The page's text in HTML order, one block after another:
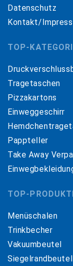
Datenschutz
Kontakt/
TOP-
Tragetaschen
Pizzakartons
Einweggeschirr
Pappteller
Take Away
TOP-
Menüschalen
Trinkbecher
Vakuumbeutel
Siegelrandbeutel